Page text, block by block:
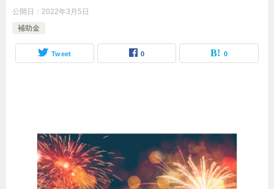
公開日： 2022年3月5日
補助金
Tweet 0 0